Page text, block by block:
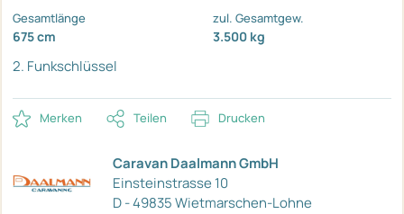
Gesamtlänge
675 cm
zul. Gesamtgew.
3.500 kg
2. Funkschlüssel
Merken Teilen Drucken
Caravan Daalmann GmbH
Einsteinstrasse 10
D - 49835 Wietmarschen-Lohne